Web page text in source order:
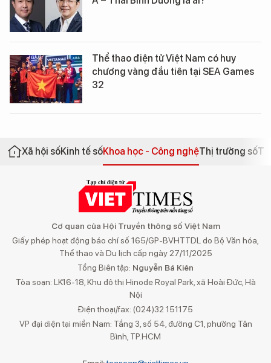
Thể thao điện tử Việt Nam có huy
chương vàng đầu tiên tại SEA Games
32
Xã hội sốKinh tế sốKhoa học - Công nghệThị trường số
Cơ quan của Hội Truyền thông số Việt Nam
Giấy phép hoạt động báo chí số 165/GP-BVHTTDL do Bộ Văn hóa,
Thể thao và Du lịch cấp ngày 27/11/2025
Tổng Biên tập: Nguyễn Bá Kiên
Tòa soạn: LK16-18, Khu đô thị Hinode Royal Park, xã Hoài Đức, Hà
Nội
Điện thoại/fax: (024)32 151175
VP đại diện tại miền Nam: Tầng 3, số 54, đường C1, phường Tân
Bình, TP.HCM